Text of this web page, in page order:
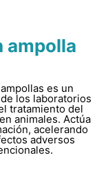
ampolla
es un
los laboratorios
tratamiento del
animales. Actúa
acelerando
adversos